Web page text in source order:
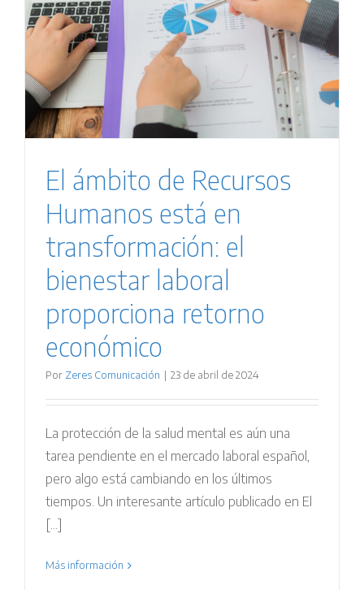
El ámbito de Recursos
Humanos está en
transformación: el
bienestar laboral
proporciona retorno
económico
Por Zeres Comunicación | 23 de abril de 2024
La protección de la salud mental es aún una
tarea pendiente en el mercado laboral español,
pero algo está cambiando en los últimos
tiempos. Un interesante artículo publicado en El
[...]
Más información